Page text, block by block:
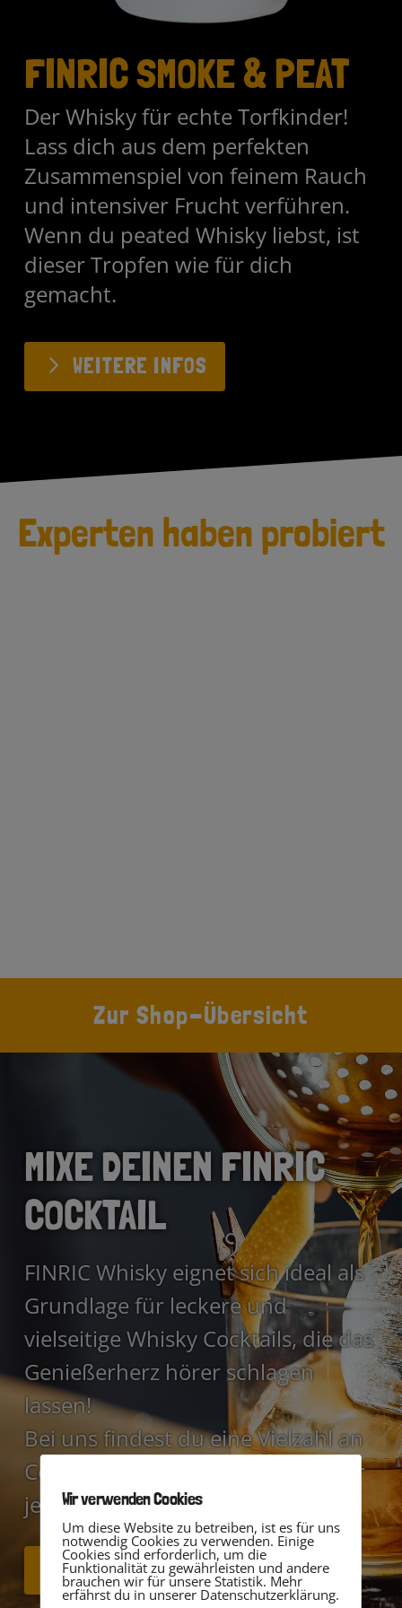
FINRIC SMOKE & PEAT
Der Whisky für echte Torfkinder!
Lass dich aus dem perfekten
Zusammenspiel von feinem Rauch
und intensiver Frucht verführen.
Wenn du peated Whisky liebst, ist
dieser Tropfen wie für dich
gemacht.
WEITERE INFOS
Experten haben probiert
Zur Shop-Übersicht
MIXE DEINEN FINRIC
COCKTAIL
FINRIC Whisky eignet sich ideal als
Grundlage für leckere und
vielseitige Whisky Cocktails, die das
Genießerherz hörer schlagen
lassen!
Bei uns findest du eine Vielzahl an
Cocktailrezepten und Mixtipps für
jede Gelegenheit.
COCKTAILREZEPTE
Wir verwenden Cookies
Um diese Website zu betreiben, ist es für uns
notwendig Cookies zu verwenden. Einige
Cookies sind erforderlich, um die
Funktionalität zu gewährleisten und andere
brauchen wir für unsere Statistik. Mehr
erfährst du in unserer Datenschutzerklärung.